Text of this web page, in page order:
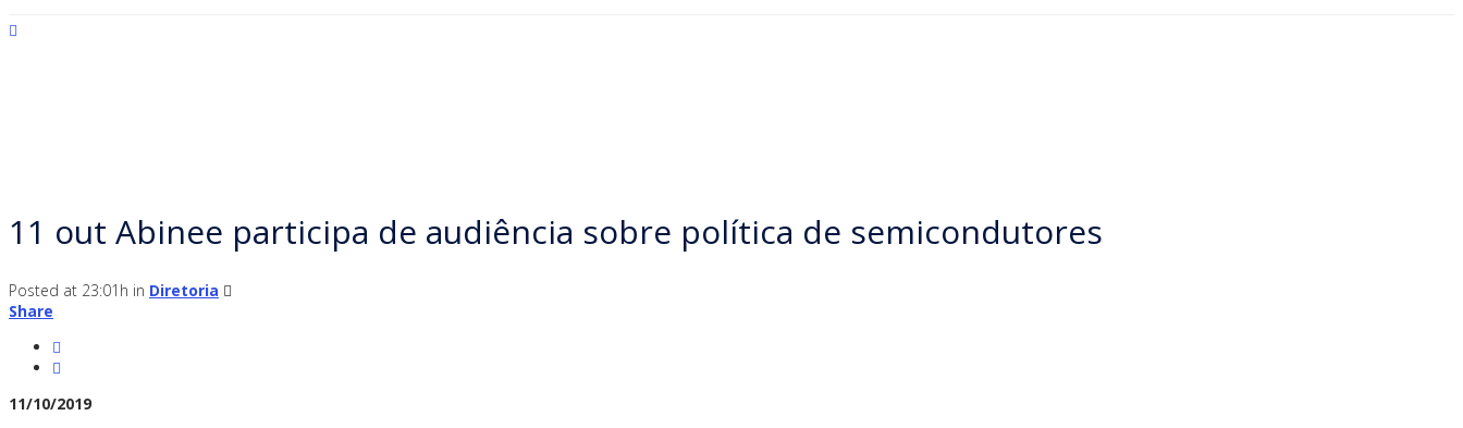
11 out Abinee participa de audiência sobre política de semicondutores
Posted at 23:01h in Diretoria
Share
11/10/2019